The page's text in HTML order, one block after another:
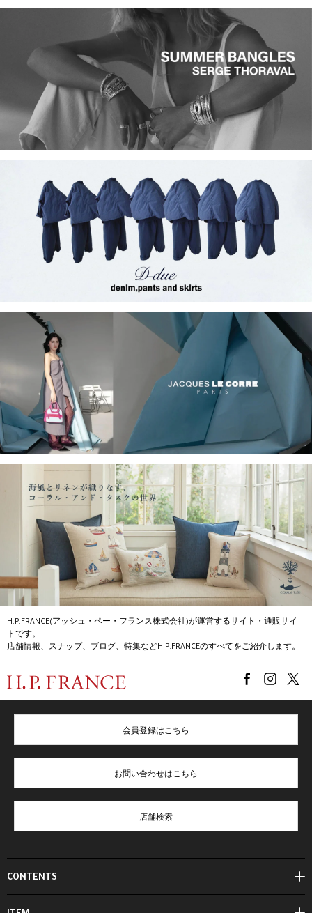
H.P.FRANCE(アッシュ・ペー・フランス株式会社)が運営するサイト・通販サイ
トです。
店舗情報、スナップ、ブログ、特集などH.P.FRANCEのすべてをご紹介します。
CONTENTS
会員登録はこちら
お問い合わせはこちら
店舗検索